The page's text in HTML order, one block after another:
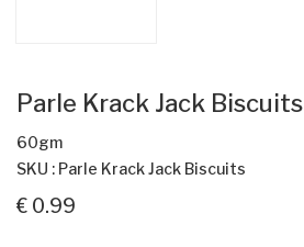
Parle Krack Jack Biscuits
60gm
SKU : Parle Krack Jack Biscuits
€ 0.99